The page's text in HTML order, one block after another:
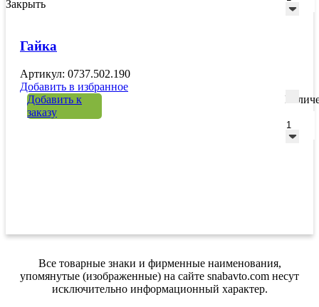
Закрыть
Гайка
Артикул: 0737.502.190
Добавить в избранное
Добавить к
заказу
Все товарные знаки и фирменные наименования,
упомянутые (изображенные) на сайте snabavto.com несут
исключительно информационный характер.